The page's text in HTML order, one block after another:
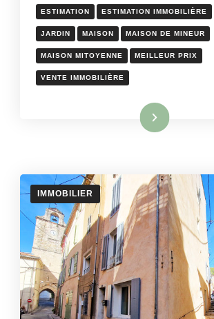
ESTIMATION ESTIMATION IMMOBILIÈRE
JARDIN MAISON MAISON DE MINEUR
MAISON MITOYENNE MEILLEUR PRIX
VENTE IMMOBILIÈRE
Lire la suite
IMMOBILIER